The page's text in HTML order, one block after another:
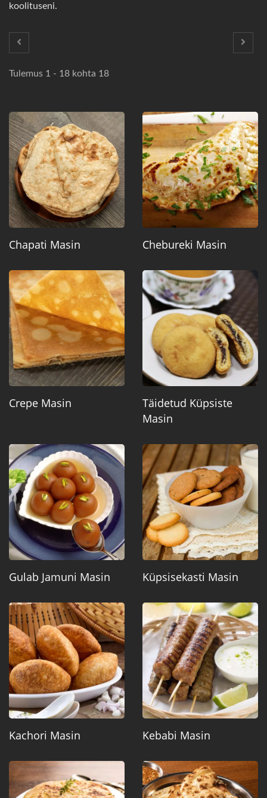
koolituseni.
Tulemus 1 - 18 kohta 18
Chapati Masin Chebureki Masin
Crepe Masin
Täidetud Küpsiste
Masin
Gulab Jamuni Masin Küpsisekasti Masin
Kachori Masin Kebabi Masin